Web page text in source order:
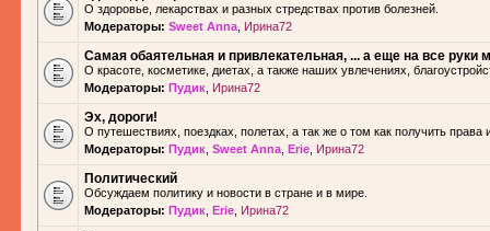
О здоровье, лекарствах и разных стредствах против болезней.
Модераторы: Sweet Anna Ирина72
Самая обаятельная и привлекательная, ... а еще на все руки
О красоте, косметике, диетах, а также наших увлечениях,
Модераторы: Пудик Ирина72
Эх, дороги!
О путешествиях, поездках, полетах, а так же о том как получить права
Модераторы: Пудик Sweet Anna Erie Ирина72
Политический
Обсуждаем политику и новости в стране и в мире.
Модераторы: Пудик Erie Ирина72